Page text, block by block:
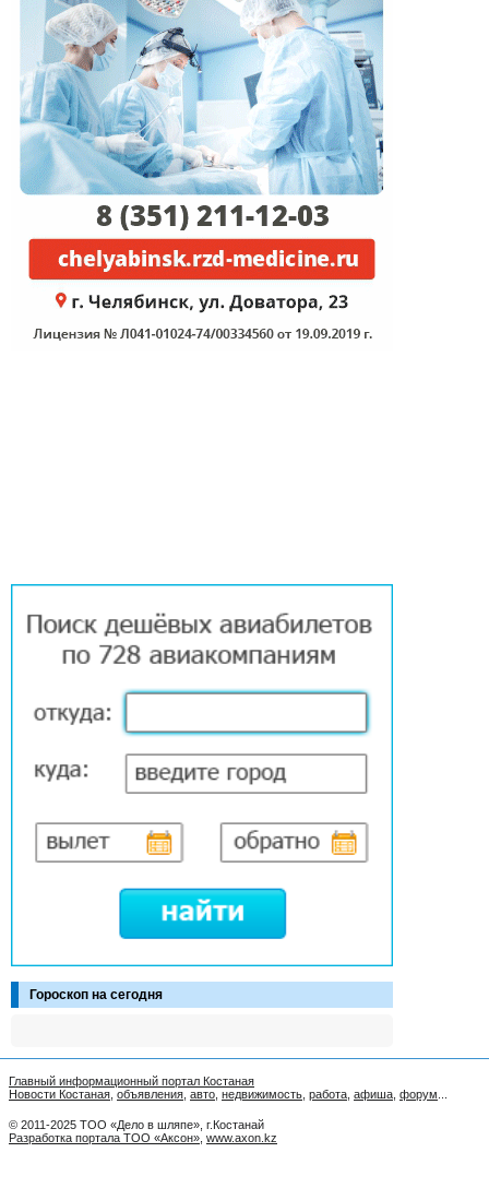
Гороскоп на сегодня
Главный информационный портал Костаная
Новости Костаная объявления авто недвижимость работа афиша форум
© 2011-2025 ТОО «Дело в шляпе», г.Костанай
Разработка портала ТОО «Аксон» www.axon.kz